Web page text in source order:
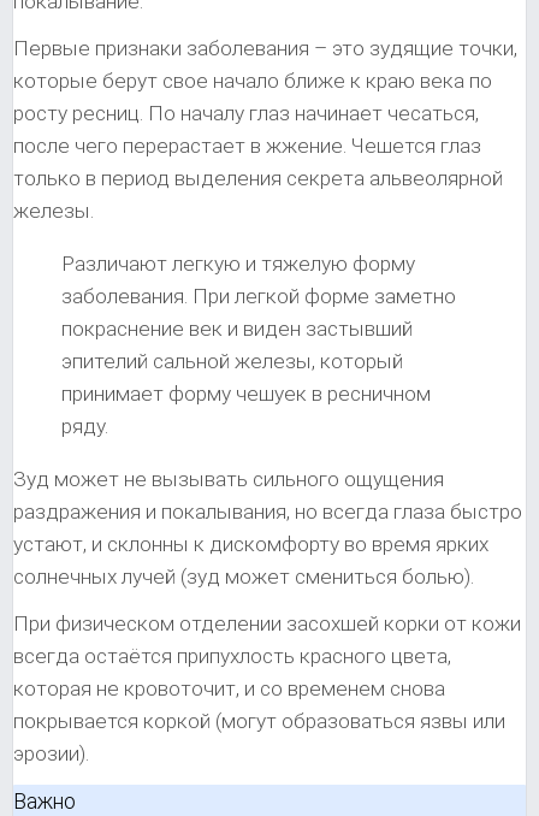
Первые признаки заболевания – это зудящие точки,
которые берут свое начало ближе к краю века по
росту ресниц. По началу глаз начинает чесаться,
после чего перерастает в жжение. Чешется глаз
только в период выделения секрета альвеолярной
железы.
Различают легкую и тяжелую форму
заболевания. При легкой форме заметно
покраснение век и виден застывший
эпителий сальной железы, который
принимает форму чешуек в ресничном
ряду.
Зуд может не вызывать сильного ощущения
раздражения и покалывания, но всегда глаза быстро
устают, и склонны к дискомфорту во время ярких
солнечных лучей (зуд может смениться болью).
При физическом отделении засохшей корки от кожи
всегда остаётся припухлость красного цвета,
которая не кровоточит, и со временем снова
покрывается коркой (могут образоваться язвы или
эрозии).
Важно